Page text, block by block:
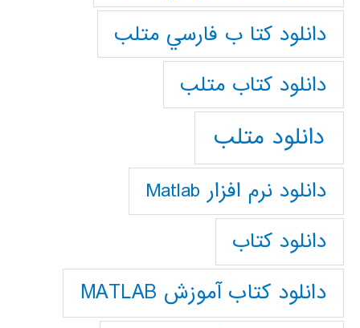
دانلود كتا ب فارسي متلب
دانلود كتاب متلب
دانلود متلب
دانلود نرم افزار Matlab
دانلود کتاب
دانلود کتاب آموزش MATLAB